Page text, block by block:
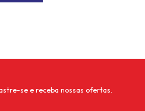
se e receba nossas ofertas.